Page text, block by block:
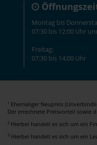
Montag bis
07:30 bis 12:00 Uhr
Freitag:
07:30 bis 14:00 Uhr
1 Ehemaliger Neupreis
Der errechnete Preisvorteil sowie
2 Hierbei handelt es sich um ein
3 Hierbei handelt es sich um ein